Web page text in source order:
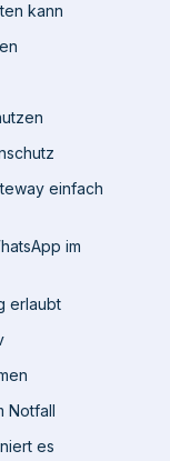
kann
einfach
im
erlaubt
Notfall
es